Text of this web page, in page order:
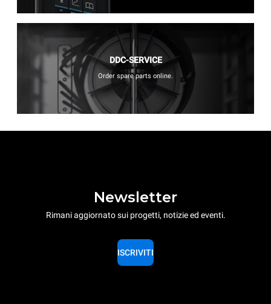
DDC-SERVICE
Order spare parts online.
Newsletter
Rimani aggiornato sui progetti, notizie ed eventi.
ISCRIVITI